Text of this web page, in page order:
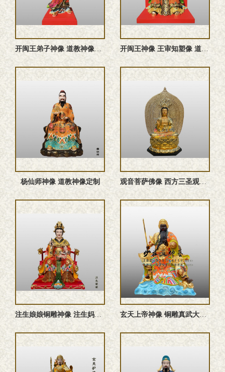
开闽王弟子神像 道教神像定制 开闽王神像 王审知塑像 道教神像定制
杨仙师神像 道教神像定制 观音菩萨佛像 西方三圣观世音菩萨雕塑 观音佛像定制
注生娘娘铜雕神像 注生妈神像 铜雕送子娘娘神像 成育之神注生 ... 玄天上帝神像 铜雕真武大帝 北极真君神像 道教神像定制